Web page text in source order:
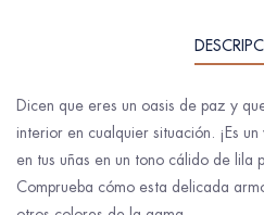
Dicen que eres un oasis de paz y
interior en cualquier situación. ¡Es
en tus uñas en un tono cálido de lila
Comprueba cómo esta delicada